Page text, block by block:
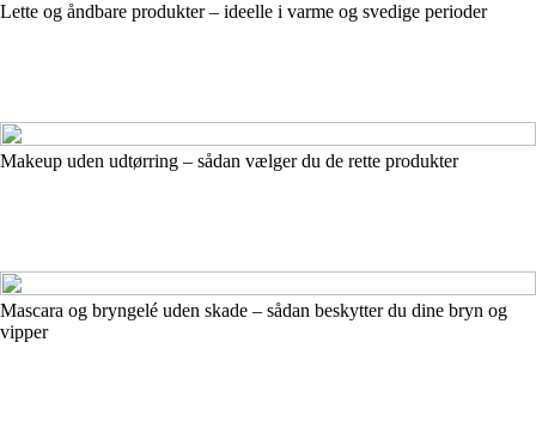
Lette og åndbare produkter – ideelle i varme og svedige perioder
Makeup uden udtørring – sådan vælger du de rette produkter
Mascara og bryngelé uden skade – sådan beskytter du dine bryn og
vipper